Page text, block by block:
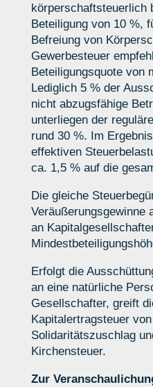
körperschaftsteuerlich
Beteiligung von 10 %,
Befreiung von
Gewerbesteuer
Beteiligungsquote von
Lediglich 5 % der
nicht abzugsfähige
unterliegen der
rund 30 %. Im
effektiven
ca. 1,5 % auf die
Die gleiche
Veräußerungsgewinne
an
Erfolgt die
an eine natürliche
Gesellschafter, greift
Kapitalertragsteuer
Solidaritätszuschlag
Kirchensteuer.
Zur